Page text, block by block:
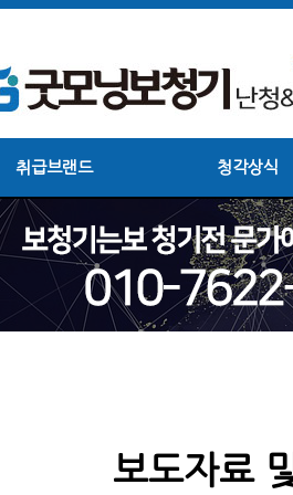
취급브랜드 청각상식
보도자료